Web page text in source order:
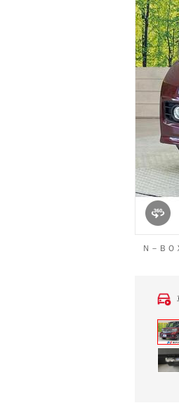
Ｎ－Ｂ